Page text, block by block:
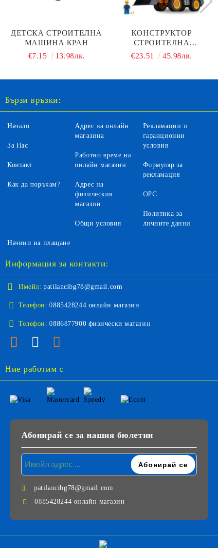
ДЕТСКА СТРОИТЕЛНА
МАШИНА КРАН
€7.15
13.98лв.
КОНСТРУКТОР
СТРОИТЕЛНА
МАШИНА КОЛЕСЕН
€23.51 45.98лв.
Бързи връзки:
Начало
За Нас
Контакт
Как да поръчам?
Адрес на онлайн
магазина
Работно време на
онлайн магазин
Адрес на
физическия
магазин
Общи условия
Рекламации и
гаранционни
условия
Формуляр за
рекламация
ОРС
Политика за
личните данни
Начини на плащане
Информация за контакти:
Имейл: patilancibg78@gmail.com
Телефон: 0885428244 онлайн магазин
Телефон: 0886877900 физически магазин
Ние работим с
Абонирай се за нашия бюлетин
patilancibg78@gmail.com
0885428244 онлайн магазин